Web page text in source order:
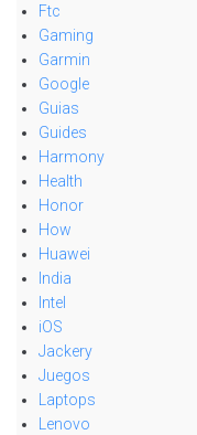
Ftc
Gaming
Garmin
Google
Guias
Guides
Harmony
Health
Honor
How
Huawei
India
Intel
iOS
Jackery
Juegos
Laptops
Lenovo